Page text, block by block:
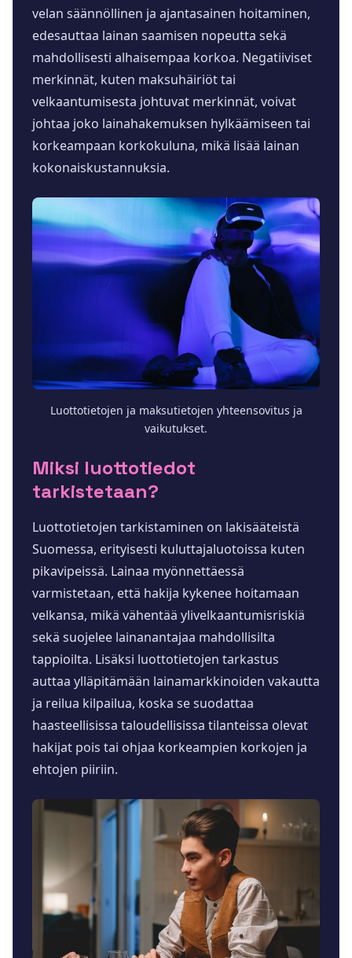
velan säännöllinen ja ajantasainen hoitaminen,
edesauttaa lainan saamisen nopeutta sekä
mahdollisesti alhaisempaa korkoa. Negatiiviset
merkinnät, kuten maksuhäiriöt tai
velkaantumisesta johtuvat merkinnät, voivat
johtaa joko lainahakemuksen hylkäämiseen tai
korkeampaan korkokuluna, mikä lisää lainan
kokonaiskustannuksia.
Luottotietojen ja maksutietojen yhteensovitus ja
vaikutukset.
Miksi luottotiedot
tarkistetaan?
Luottotietojen tarkistaminen on lakisääteistä
Suomessa, erityisesti kuluttajaluotoissa kuten
pikavipeissä. Lainaa myönnettäessä
varmistetaan, että hakija kykenee hoitamaan
velkansa, mikä vähentää ylivelkaantumisriskiä
sekä suojelee lainanantajaa mahdollisilta
tappioilta. Lisäksi luottotietojen tarkastus
auttaa ylläpitämään lainamarkkinoiden vakautta
ja reilua kilpailua, koska se suodattaa
haasteellisissa taloudellisissa tilanteissa olevat
hakijat pois tai ohjaa korkeampien korkojen ja
ehtojen piiriin.